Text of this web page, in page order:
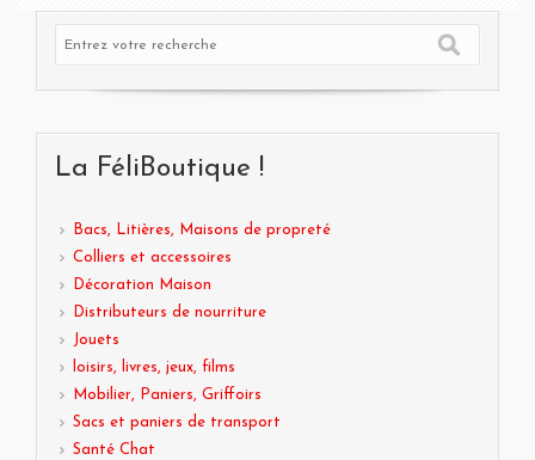
La FéliBoutique !
Bacs, Litières, Maisons de propreté
Colliers et accessoires
Décoration Maison
Distributeurs de nourriture
Jouets
loisirs, livres, jeux, films
Mobilier, Paniers, Griffoirs
Sacs et paniers de transport
Santé Chat